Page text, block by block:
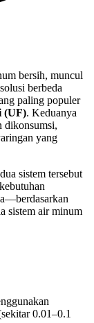
bersih, muncul
berbeda
paling populer
(UF). Keduanya
dikonsumsi,
yang
sistem tersebut
sistem air minum
0.01–0.1